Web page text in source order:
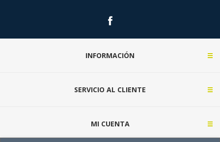
INFORMACIÓN
SERVICIO AL CLIENTE
MI CUENTA